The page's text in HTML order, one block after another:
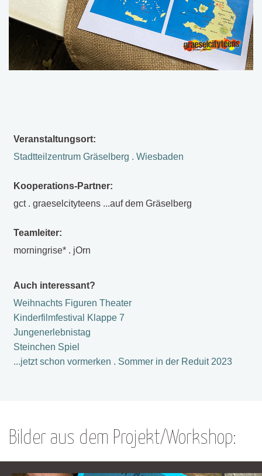
Veranstaltungsort:
Stadtteilzentrum Gräselberg . Wiesbaden
Kooperations-Partner:
gct . graeselcityteens ...auf dem Gräselberg
Teamleiter:
morningrise* . jOrn
Auch interessant?
Weihnachts Figuren Theater
Kinderfilmfestival Klappe 7
Jungenerlebnistag
Steinchen Spiel
...jetzt schon vormerken . Sommer in der Reduit 2023
Bilder aus dem Projekt/Workshop: